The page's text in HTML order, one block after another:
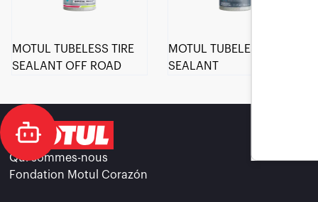
MOTUL TUBELESS TIRE
SEALANT OFF ROAD
MOTUL TUBELESS TIRE
SEALANT
Qui sommes-nous
Fondation Motul Corazón